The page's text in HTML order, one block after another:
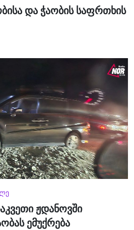
და ჭაობის საფრთხის
ჟდანოვში
ემუქრება